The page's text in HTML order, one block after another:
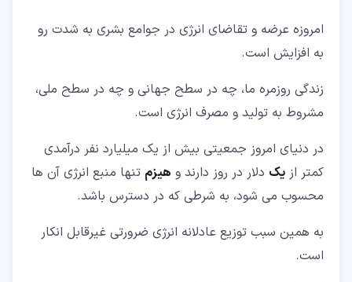
امروزه عرضه و تقاضای انرژی در جوامع بشری به شدت رو
به افزایش است.
زندگی روزمره ما، چه در سطح جهانی و چه در سطح ملی،
مشروط به تولید و مصرف انرژی است.
در دنیای امروز جمعیتی بیش از یک میلیارد نفر درآمدی
کمتر از یک دلار در روز دارند و هیزم تنها منبع انرژی آن ها
محسوب می شود، به شرطی که در دسترس باشد.
به همین سبب توزیع عادلانه انرژی ضرورتی غیرقابل انکار
است.